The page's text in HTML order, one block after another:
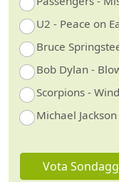
U2 - Peace on
Bruce
Bob Dylan -
Scorpions -
Michael
Vota